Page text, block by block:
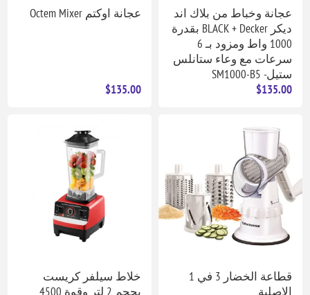
عجانة وخباط من بلاك اند
ديكر BLACK + Decker بقدرة
1000 واط ومزود بـ 6
سرعات مع وعاء ستانلس
ستيل- SM1000-B5
$135.00
عجانة اوكتم Octem Mixer
$135.00
قطاعة الخضار 3 في 1
الاصلية
خلاط سيلفر كريست
بحجم 2 لتر وقوة 4500